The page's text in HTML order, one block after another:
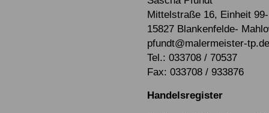
Mittelstraße 16, Einheit
15827 Blankenfelde-
pfundt@malermeister-tp.de
Tel.: 033708 / 70537
Fax: 033708 / 933876
Handelsregister